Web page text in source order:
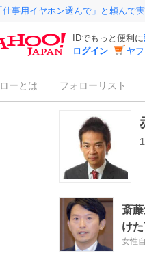
仕事用イヤホン選んで」と頼んで
IDでもっと便利に
ログイン
ヤ
ーとは フォローリスト
斎
け
女性